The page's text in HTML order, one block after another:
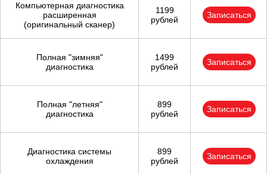
Компьютерная диагностика
расширенная
(оригинальный сканер)
1199
рублей
Записаться
Полная "зимняя"
диагностика
1499
рублей
Записаться
Полная "летняя"
диагностика
899
рублей
Записаться
Диагностика системы
охлаждения
899
рублей
Записаться